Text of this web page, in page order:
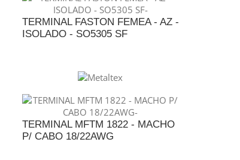
TERMINAL FASTON FEMEA - AZ -
ISOLADO - SO5305 SF
TERMINAL MFTM 1822 - MACHO
P/ CABO 18/22AWG